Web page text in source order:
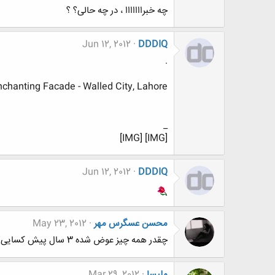
چه خبرااااااا ، در چه حالی؟ ؟
DDDIQ
Jun 12, 2012
.
Facade - Walled City, Lahore
_
[IMG] [IMG]
DDDIQ
Jun 12, 2012
محسن عسگرس مهر May 23, 2012
چقدر همه چیز عوض شده 3 سال پیش کسایی که تو اینجا مطلب می نوشتن هیچ کدام نیستن